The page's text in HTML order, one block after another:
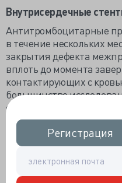
Регистрация
Регистрация
Внутрисердечные
Антитромбоцитарные
в течение нескольких
закрытия дефекта
вплоть до момента
контактирующих с
большинстве
операциям,
клопидогрелом или
терапия продолжалась 6
аспирин после
артерии, не было